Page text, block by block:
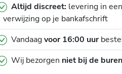
Altijd discreet: levering in
verwijzing op je bankafschrift
Vandaagvoor 16:00 uur
Wij bezorgen niet bij de buren